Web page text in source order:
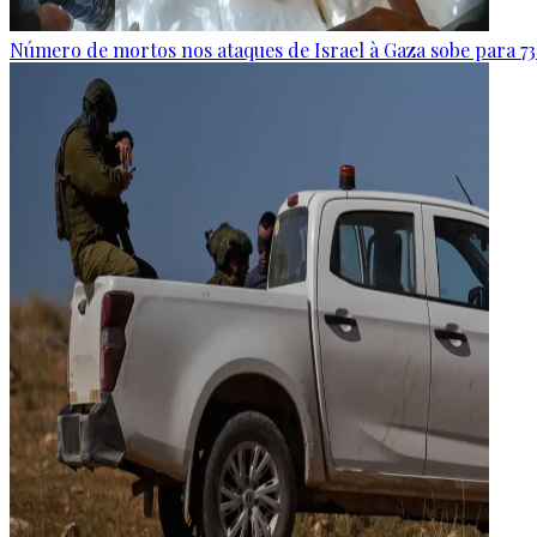
Número de mortos nos ataques de Israel à Gaza sobe para